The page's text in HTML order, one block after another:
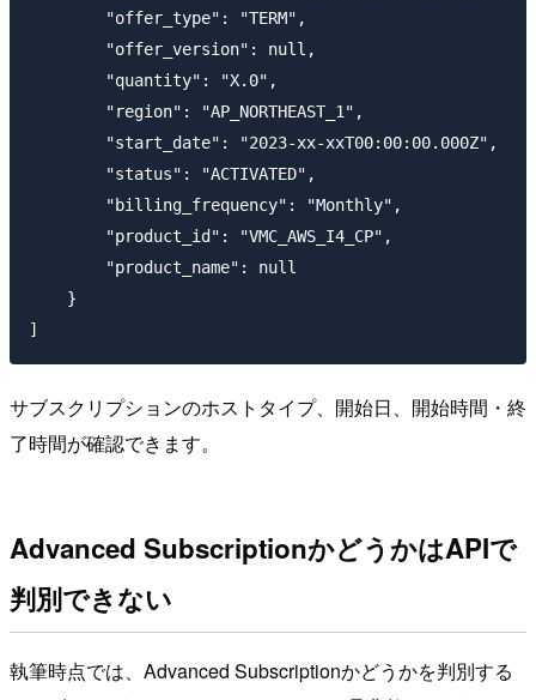
        "offer_type": "TERM",
        "offer_version": null,
        "quantity": "X.0",
        "region": "AP_NORTHEAST_1",
        "start_date": "2023-xx-xxT00:00:00.000Z",
        "status": "ACTIVATED",
        "billing_frequency": "Monthly",
        "product_id": "VMC_AWS_I4_CP",
        "product_name": null
    }
サブスクリプションのホストタイプ、開始日、開始時間・終
了時間が確認できます。
Advanced SubscriptionかどうかはAPIで
判別できない
執筆時点では、Advanced Subscriptionかどうかを判別する